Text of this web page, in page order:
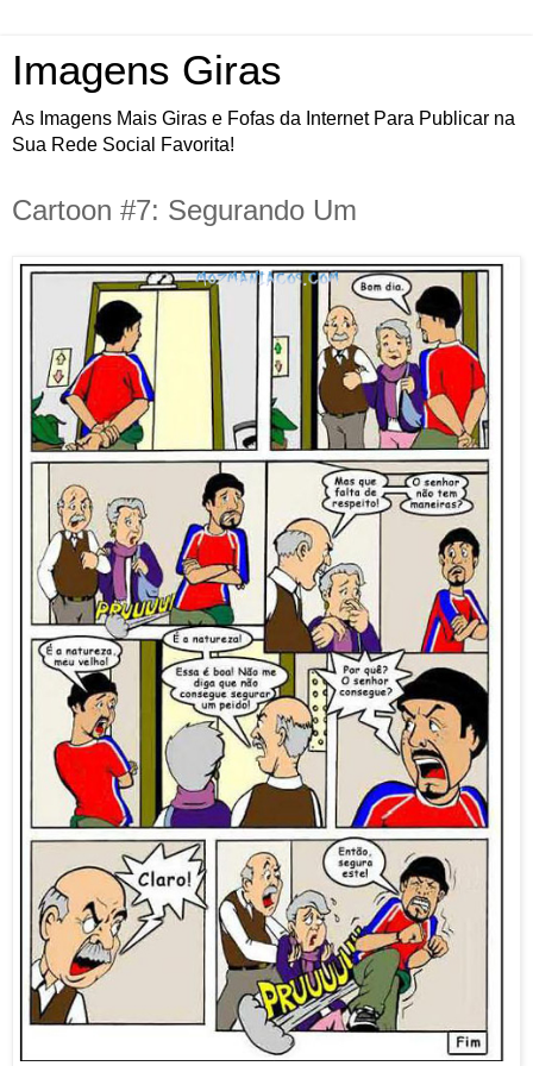
Imagens Giras
As Imagens Mais Giras e Fofas da Internet Para Publicar na
Sua Rede Social Favorita!
Cartoon #7: Segurando Um